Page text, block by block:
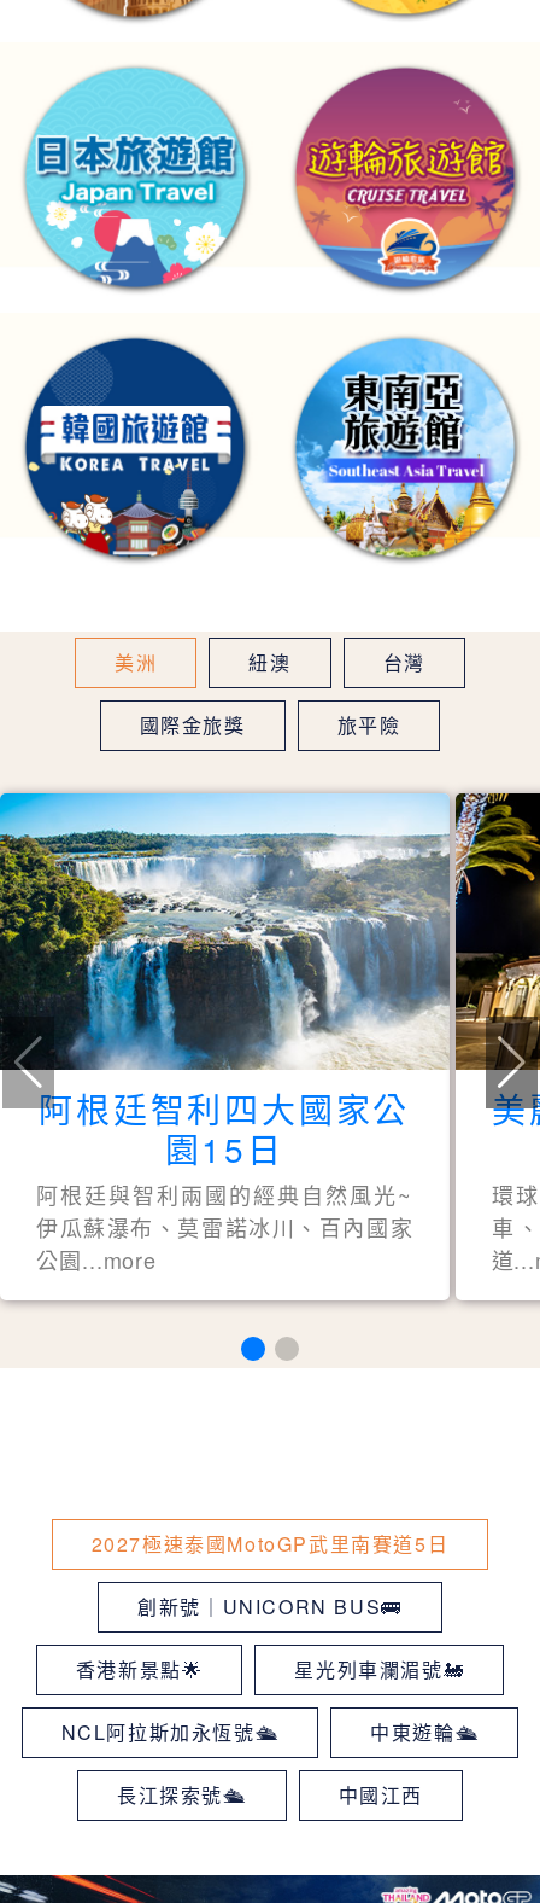
美洲 紐澳 台灣
國際金旅獎 旅平險
阿根廷智利四大國家公
園15日
阿根廷與智利兩國的經典自然風光~
伊瓜蘇瀑布、莫雷諾冰川、百內國家
公園...more
美
環
車
道
2027極速泰國MotoGP武里南賽道5日
創新號｜UNICORN BUS🚌
香港新景點🌟 星光列車瀾湄號🚂
NCL阿拉斯加永恆號🛳 中東遊輪🛳
長江探索號🛳 中國江西